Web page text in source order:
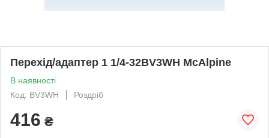
Перехід/адаптер 1 1/4-32BV3WH McAlpine
В наявності
Код: BV3WH
Роздріб
416 ₴